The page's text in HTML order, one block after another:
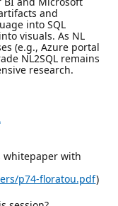
and
into SQL
visuals. As NL
(e.g., Azure portal
NL2SQL remains
research.
whitepaper with
p74-floratou.pdf)